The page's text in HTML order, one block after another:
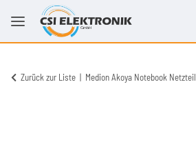
Zurück zur Liste Medion Akoya Notebook Netzteil